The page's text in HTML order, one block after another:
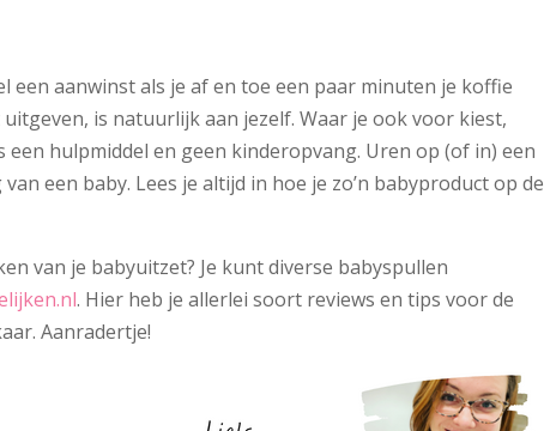
een aanwinst als je af en toe een paar minuten je koffie
is natuurlijk aan jezelf. Waar je ook voor kiest,
hulpmiddel en geen kinderopvang. Uren op (of in) een
een baby. Lees je altijd in hoe je zo’n babyproduct op de
van je babyuitzet? Je kunt diverse babyspullen
. Hier heb je allerlei soort reviews en tips voor de
Aanradertje!